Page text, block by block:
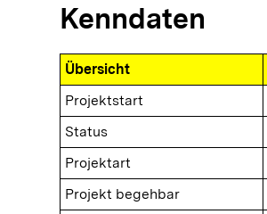
Kenndaten
Übersicht
Projektstart
Status
Projektart
Projekt begehbar